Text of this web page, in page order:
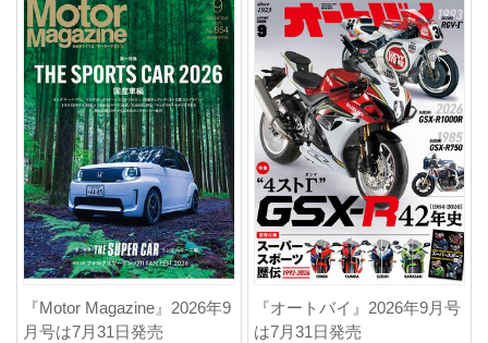
『Motor Magazine』2026年9
月号は7月31日発売
『オートバイ』2026年9月号
は7月31日発売